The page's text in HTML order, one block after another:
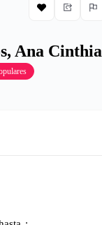
Ana Cinthia